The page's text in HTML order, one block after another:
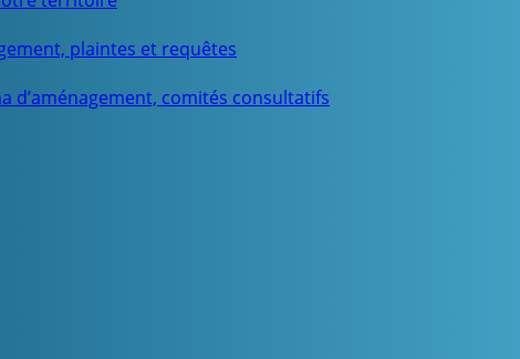
plaintes et requêtes
d’aménagement, comités consultatifs